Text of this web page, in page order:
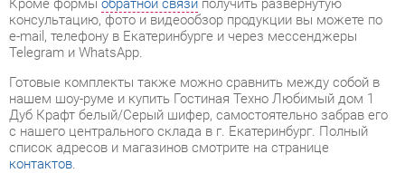
нашем шоу-руме и купить Гостиная Техно Любимый дом 1
Дуб Крафт белый/Серый шифер, самостоятельно забрав его
с нашего центрального склада в г. Екатеринбург. Полный
список адресов и магазинов смотрите на странице
Материал
Стекло
Цвет
Дуб крафт белый/серый шифер